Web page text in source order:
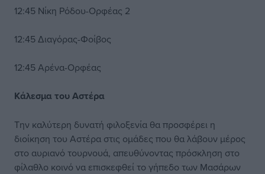
12:45 Νίκη Ρόδου-Ορφέας 2
12:45 Διαγόρας-Φοίβος
12:45 Αρένα-Ορφέας
Κάλεσμα του Αστέρα
Την καλύτερη δυνατή φιλοξενία θα προσφέρει η
διοίκηση του Αστέρα στις ομάδες που θα λάβουν μέρος
στο αυριανό τουρνουά, απευθύνοντας πρόσκληση στο
φίλαθλο κοινό να επισκεφθεί το γήπεδο των Μασάρων